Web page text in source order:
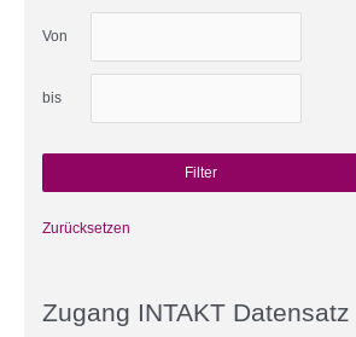
Von
bis
Zurücksetzen
Zugang INTAKT Datensatz